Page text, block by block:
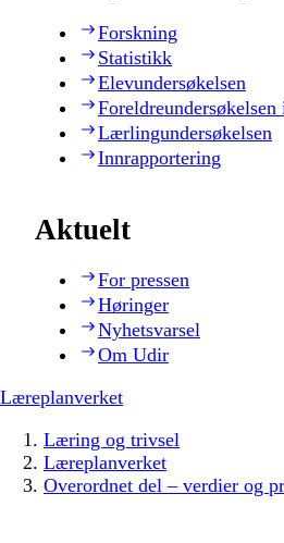
Forskning
Statistikk
Elevundersøkelsen
Foreldreundersøkelsen
Lærlingundersøkelsen
Innrapportering
Aktuelt
For pressen
Høringer
Nyhetsvarsel
Om Udir
Læreplanverket
Læring og trivsel
Læreplanverket
Overordnet del – verdier og